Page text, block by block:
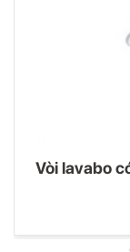
Vòi lavabo